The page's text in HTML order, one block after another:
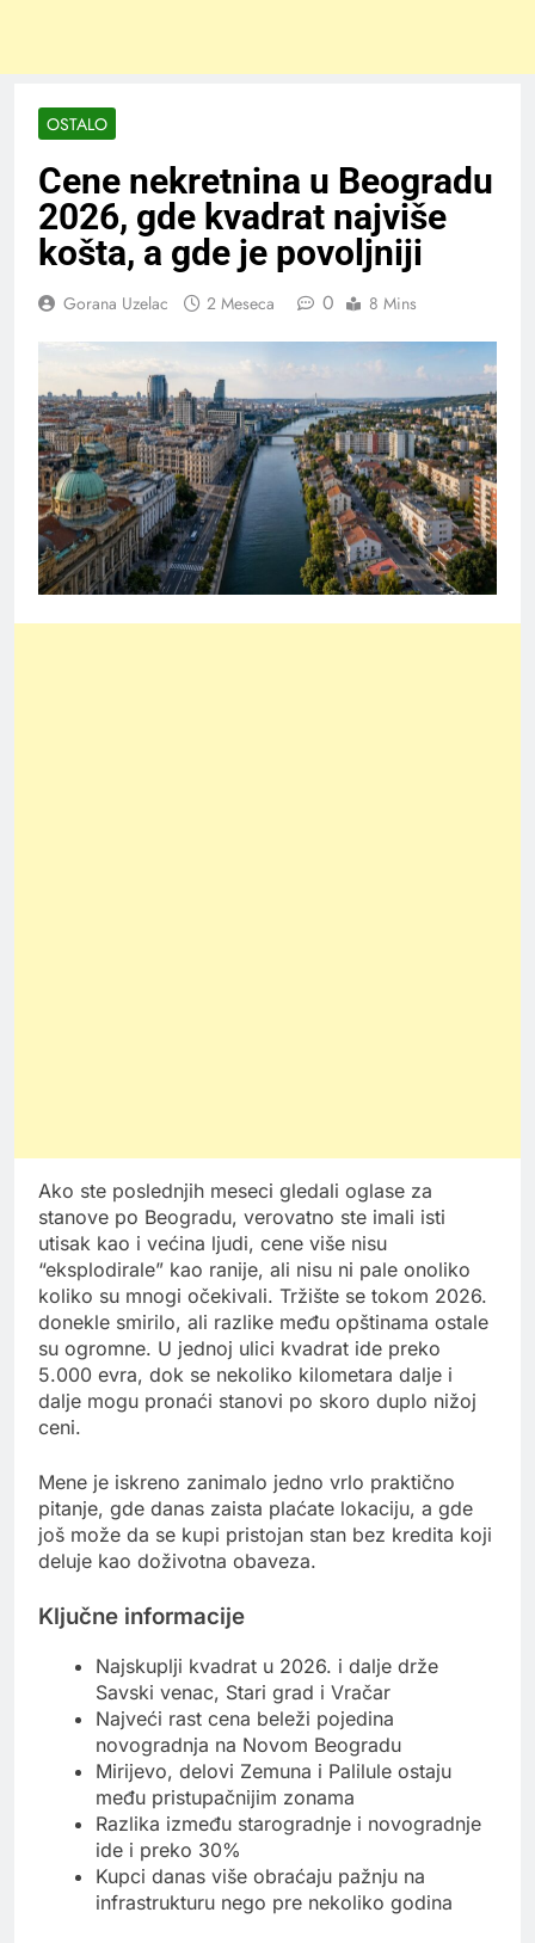
OSTALO
Cene nekretnina u Beogradu
2026, gde kvadrat najviše
košta, a gde je povoljniji
Gorana Uzelac 2 Meseca 0 8 Mins
Ako ste poslednjih meseci gledali oglase za
stanove po Beogradu, verovatno ste imali isti
utisak kao i većina ljudi, cene više nisu
“eksplodirale” kao ranije, ali nisu ni pale onoliko
koliko su mnogi očekivali. Tržište se tokom 2026.
donekle smirilo, ali razlike među opštinama ostale
su ogromne. U jednoj ulici kvadrat ide preko
5.000 evra, dok se nekoliko kilometara dalje i
dalje mogu pronaći stanovi po skoro duplo nižoj
ceni.
Mene je iskreno zanimalo jedno vrlo praktično
pitanje, gde danas zaista plaćate lokaciju, a gde
još može da se kupi pristojan stan bez kredita koji
deluje kao doživotna obaveza.
Ključne informacije
Najskuplji kvadrat u 2026. i dalje drže
Savski venac, Stari grad i Vračar
Najveći rast cena beleži pojedina
novogradnja na Novom Beogradu
Mirijevo, delovi Zemuna i Palilule ostaju
među pristupačnijim zonama
Razlika između starogradnje i novogradnje
ide i preko 30%
Kupci danas više obraćaju pažnju na
infrastrukturu nego pre nekoliko godina